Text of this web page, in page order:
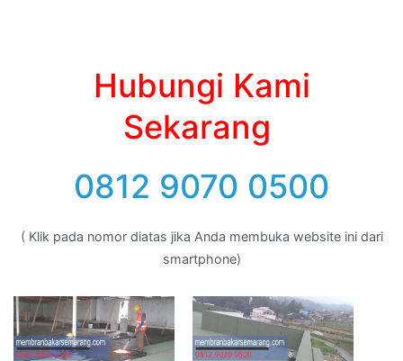
Hubungi Kami
Sekarang
0812 9070 0500
( Klik pada nomor diatas jika Anda membuka website ini dari
smartphone)